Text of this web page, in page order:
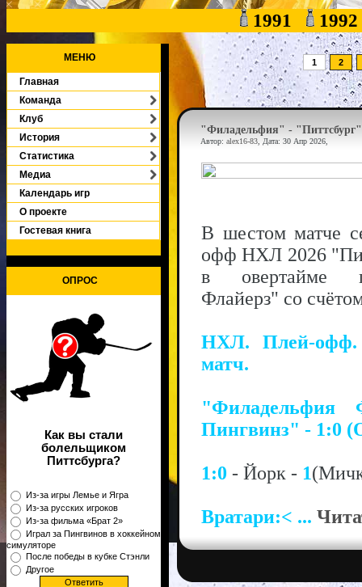
1991
МЕНЮ
Главная
Команда
Клуб
История
Статистика
Медиа
Календарь игр
О проекте
Гостевая книга
ОПРОС
Как вы стали
болельщиком
Питтсбурга?
Из-за игры Лемье и Ягра
Из-за русских игроков
Из-за фильма «Брат 2»
Играл за Пингвинов в хоккейном
симуляторе
После победы в кубке Стэнли
Другое
1 2
"Филадельфия" -
Автор: alex16-83, Дата: 30 Апр 2026,
В шестом матче
офф НХЛ 2026
в овертайме
Флайерз" со
НХЛ. Плей-офф.
матч.
"Филадельфия
Пингвинз" - 1:0
1:0 - Йорк - 1
Вратари:< ...